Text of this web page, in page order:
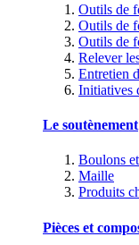
Outils de
Outils de
Outils de
Relever
Entretien
Initiatives
Le soutènement
Boulons
Maille
Produits
Pièces et